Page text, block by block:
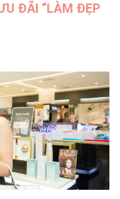
ĐÃI “LÀM ĐẸP